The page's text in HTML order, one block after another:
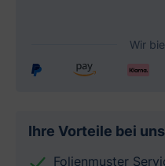
Ihre Vorteile bei uns
Folienmuster